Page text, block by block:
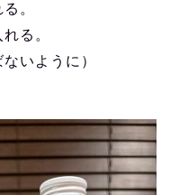
。
る。
いように）